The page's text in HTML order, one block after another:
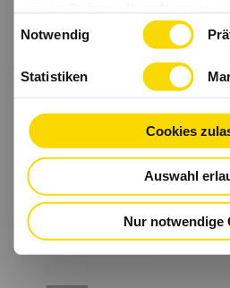
haben.
Notwendig
Statistiken
Cookies
Auswahl
Nur notwendige